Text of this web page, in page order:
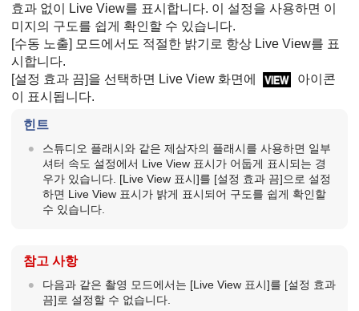
효과 없이 Live View를 표시합니다. 이 설정을 사용하면 이
미지의 구도를 쉽게 확인할 수 있습니다.
[수동 노출] 모드에서도 적절한 밝기로 항상 Live View를 표
시합니다.
[설정 효과 끔]을 선택하면 Live View 화면에
아이콘
이 표시됩니다.
힌트
스튜디오 플래시와 같은 제삼자의 플래시를 사용하면 일부
셔터 속도 설정에서 Live View 표시가 어둡게 표시되는 경
우가 있습니다. [Live View 표시]를 [설정 효과 끔]으로 설정
하면 Live View 표시가 밝게 표시되어 구도를 쉽게 확인할
수 있습니다.
참고 사항
다음과 같은 촬영 모드에서는 [Live View 표시]를 [설정 효과
끔]로 설정할 수 없습니다.